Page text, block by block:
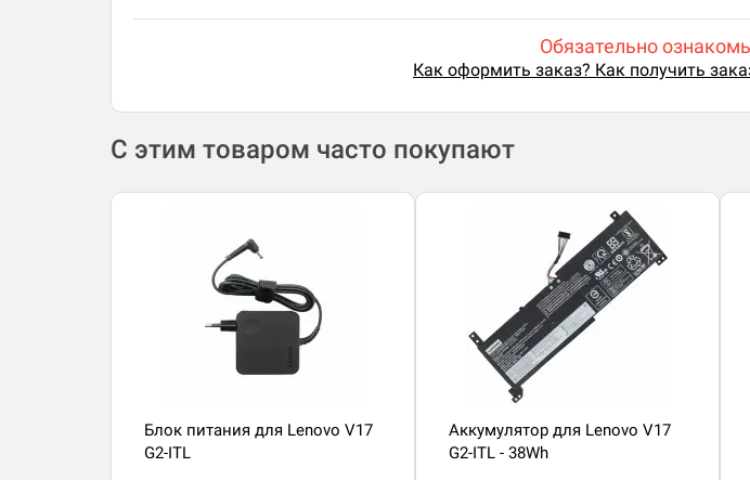
Обязательно
Как оформить заказ? Как получить
С этим товаром часто покупают
Блок питания для Lenovo V17
G2-ITL
Аккумулятор для Lenovo V17
G2-ITL - 38Wh